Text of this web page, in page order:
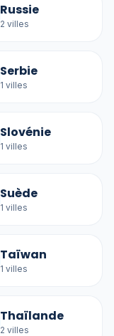
Russie
2 villes
Serbie
1 villes
Slovénie
1 villes
Suède
1 villes
Taïwan
1 villes
Thaïlande
2 villes